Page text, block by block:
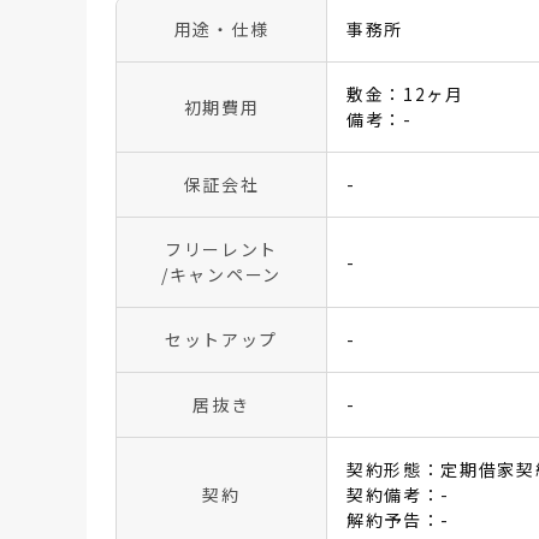
用途・仕様 事務所
初期費用
敷金：12ヶ月
備考：-
保証会社 -
フリーレント
/キャンペーン
-
セットアップ -
居抜き -
契約
契約形態：定期借家
契約備考：-
解約予告：-